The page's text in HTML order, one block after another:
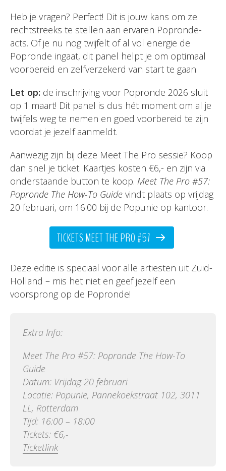
Heb je vragen? Perfect! Dit is jouw kans om ze
rechtstreeks te stellen aan ervaren Popronde-
acts. Of je nu nog twijfelt of al vol energie de
Popronde ingaat, dit panel helpt je om optimaal
voorbereid en zelfverzekerd van start te gaan.
Let op: de inschrijving voor Popronde 2026 sluit
op 1 maart! Dit panel is dus hét moment om al je
twijfels weg te nemen en goed voorbereid te zijn
voordat je jezelf aanmeldt.
Aanwezig zijn bij deze Meet The Pro sessie? Koop
dan snel je ticket. Kaartjes kosten €6,- en zijn via
onderstaande button te koop. Meet The Pro #57:
Popronde The How-To Guide vindt plaats op vrijdag
20 februari, om 16:00 bij de Popunie op kantoor.
TICKETS MEET THE PRO #57
Deze editie is speciaal voor alle artiesten uit Zuid-
Holland – mis het niet en geef jezelf een
voorsprong op de Popronde!
Extra Info:
Meet The Pro #57: Popronde The How-To
Guide
Datum: Vrijdag 20 februari
Locatie: Popunie, Pannekoekstraat 102, 3011
LL, Rotterdam
Tijd: 16:00 – 18:00
Tickets: €6,-
Ticketlink